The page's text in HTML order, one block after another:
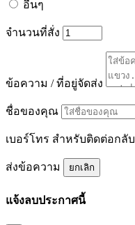
อื่นๆ
จำนวนที่สั่ง
ข้อความ / ที่อยู่จัดส่ง
ชื่อของคุณ
เบอร์โทร สำหรับติดต่อกลับ
ส่งข้อความ ยกเลิก
แจ้งลบประกาศนี้